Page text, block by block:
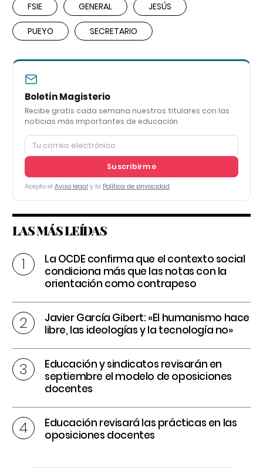
FSIE GENERAL JESÚS
PUEYO SECRETARIO
Boletín Magisterio
Recibe gratis cada semana nuestros titulares con las
noticias más importantes de educación
Suscribirme
Acepto el Aviso legal y la Política de privacidad
LAS MÁS LEÍDAS
La OCDE confirma que el contexto social
condiciona más que las notas con la
orientación como contrapeso
Javier García Gibert: «El humanismo hace
libre, las ideologías y la tecnología no»
Educación y sindicatos revisarán en
septiembre el modelo de oposiciones
docentes
Educación revisará las prácticas en las
oposiciones docentes